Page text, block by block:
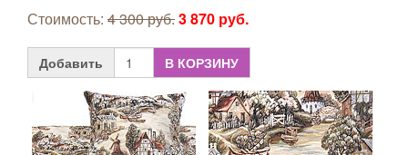
Стоимость: 4 300 руб.3 870 руб.
Добавить В КОРЗИНУ